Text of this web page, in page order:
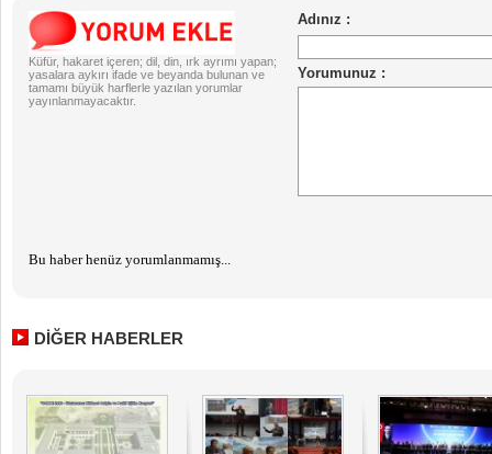
Küfür, hakaret içeren; dil, din, ırk ayrımı yapan;
yasalara aykırı ifade ve beyanda bulunan ve
tamamı büyük harflerle yazılan yorumlar
yayınlanmayacaktır.
Bu haber henüz yorumlanmamış...
DİĞER HABERLER